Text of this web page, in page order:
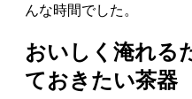
んな時間でした。
おいしく淹れる
ておきたい茶器